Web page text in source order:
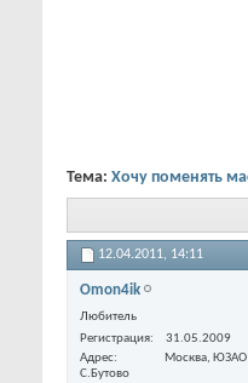
Тема: Хочу поменять
12.04.2011, 14:11
Omon4ik
Любитель
Регистрация
31.05.2009
Адрес
Москва, ЮЗАО
С.Бутово